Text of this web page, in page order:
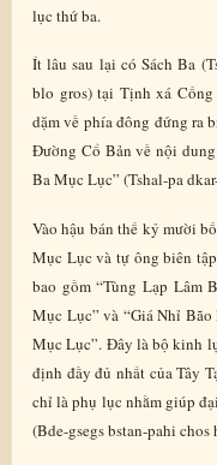
lục thứ ba.
Ít lâu sau lại có Sách Ba
blo gros) tại Tịnh xá
dặm về phía đông đứng ra
Đường Cổ Bản về nội
Ba Mục Lục” (Tshal-pa
Vào hậu bán thế kỷ mười
Mục Lục và tự ông biên
bao gồm “Tùng Lạp Lâm
Mục Lục” và “Giá Nhỉ
Mục Lục”. Đây là bộ kinh
định đầy đủ nhất của Tây
chỉ là phụ lục nhằm giúp
(Bde-gsegs bstan-pahi chos